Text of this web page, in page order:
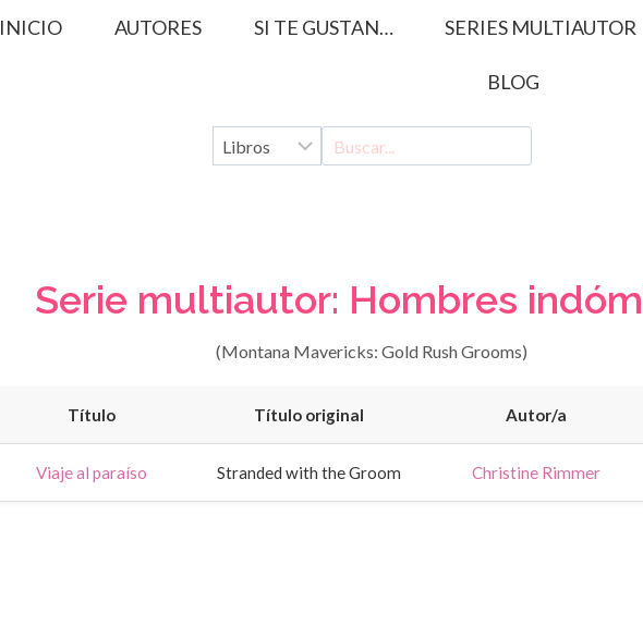
INICIO AUTORES SI TE GUSTAN… SERIES MULTIAUTOR
BLOG
Serie multiautor: Hombres
(Montana Mavericks: Gold Rush Grooms)
Título Título original Autor/a
Viaje al paraíso Stranded with the Groom Christine Rimmer